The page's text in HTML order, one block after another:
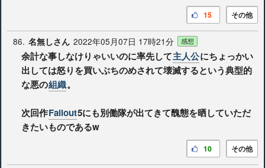
その他
15
86. 名無しさん 2022年05月07日 17時21分 感想
余計な事しなけりゃいいのに率先して主人公にちょっかい
出しては怒りを買いぶちのめされて壊滅するという典型的
な悪の組織。
次回作Fallout5にも別働隊が出てきて醜態を晒していただ
きたいものであるw
その他
10